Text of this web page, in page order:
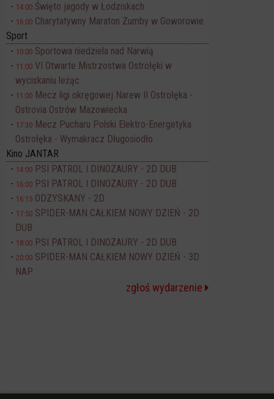
14:00 Święto jagody w Łodziskach
16:00 Charytatywny Maraton Zumby w Goworowie
Sport
10:00 Sportowa niedziela nad Narwią
11:00 VI Otwarte Mistrzostwa Ostrołęki w
wyciskaniu leżąc
11:00 Mecz ligi okręgowej Narew II Ostrołęka -
Ostrovia Ostrów Mazowiecka
17:30 Mecz Pucharu Polski Elektro-Energetyka
Ostrołęka - Wymakracz Długosiodło
Kino JANTAR
14:00 PSI PATROL I DINOZAURY - 2D DUB
16:00 PSI PATROL I DINOZAURY - 2D DUB
16:15 ODZYSKANY - 2D
17:50 SPIDER-MAN CAŁKIEM NOWY DZIEŃ - 2D
DUB
18:00 PSI PATROL I DINOZAURY - 2D DUB
20:00 SPIDER-MAN CAŁKIEM NOWY DZIEŃ - 3D
NAP
zgłoś wydarzenie